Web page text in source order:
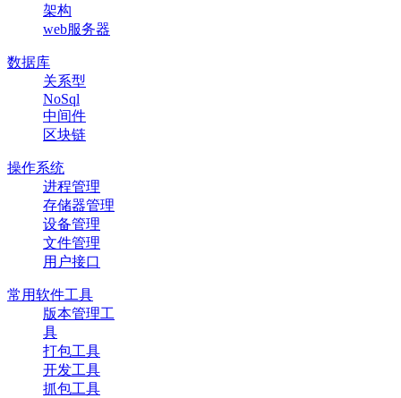
架构
web服务器
数据库
关系型
NoSql
中间件
区块链
操作系统
进程管理
存储器管理
设备管理
文件管理
用户接口
常用软件工具
版本管理工
具
打包工具
开发工具
抓包工具